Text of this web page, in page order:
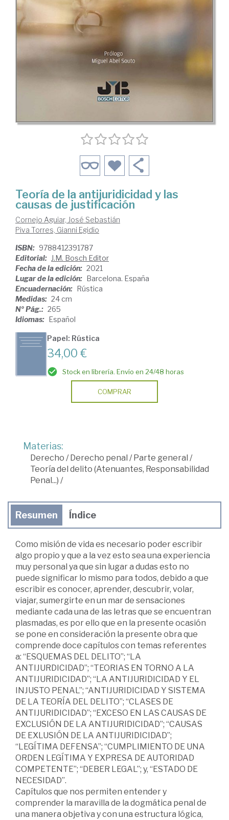
Teoría de la antijuridicidad y las
causas de justificación
Cornejo Aguiar, José Sebastián
Piva Torres, Gianni Egidio
ISBN: 9788412391787
Editorial: J.M. Bosch Editor
Fecha de la edición: 2021
Lugar de la edición: Barcelona. España
Encuadernación: Rústica
Medidas: 24 cm
Nº Pág.: 265
Idiomas: Español
Papel: Rústica
34,00 €
Stock en librería. Envío en 24/48 horas
COMPRAR
Materias:
Derecho / Derecho penal / Parte general /
Teoría del delito (Atenuantes, Responsabilidad
Penal...) /
Resumen Índice
Como misión de vida es necesario poder escribir
algo propio y que a la vez esto sea una experiencia
muy personal ya que sin lugar a dudas esto no
puede significar lo mismo para todos, debido a que
escribir es conocer, aprender, descubrir, volar,
viajar, sumergirte en un mar de sensaciones
mediante cada una de las letras que se encuentran
plasmadas, es por ello que en la presente ocasión
se pone en consideración la presente obra que
comprende doce capítulos con temas referentes
a: “ESQUEMAS DEL DELITO”; “LA
ANTIJURDICIDAD”; “TEORIAS EN TORNO A LA
ANTIJURIDICIDAD”; “LA ANTIJURIDICIDAD Y EL
INJUSTO PENAL”; “ANTIJURIDICIDAD Y SISTEMA
DE LA TEORÍA DEL DELITO”; “CLASES DE
ANTIJURIDICIDAD”; “EXCESO EN LAS CAUSAS DE
EXCLUSIÓN DE LA ANTIJURIDICIDAD”; “CAUSAS
DE EXLUSIÓN DE LA ANTIJURIDICIDAD”;
“LEGÍTIMA DEFENSA”; “CUMPLIMIENTO DE UNA
ORDEN LEGÍTIMA Y EXPRESA DE AUTORIDAD
COMPETENTE”; “DEBER LEGAL”; y, “ESTADO DE
NECESIDAD”.
Capítulos que nos permiten entender y
comprender la maravilla de la dogmática penal de
una manera objetiva y con una estructura lógica,